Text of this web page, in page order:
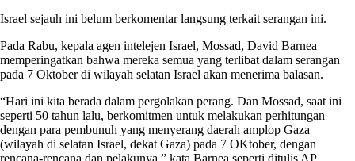
Israel sejauh ini belum berkomentar langsung terkait serangan ini.
Pada Rabu, kepala agen intelejen Israel, Mossad, David Barnea
memperingatkan bahwa mereka semua yang terlibat dalam serangan
pada 7 Oktober di wilayah selatan Israel akan menerima balasan.
“Hari ini kita berada dalam pergolakan perang. Dan Mossad, saat ini
seperti 50 tahun lalu, berkomitmen untuk melakukan perhitungan
dengan para pembunuh yang menyerang daerah amplop Gaza
(wilayah di selatan Israel, dekat Gaza) pada 7 OKtober, dengan